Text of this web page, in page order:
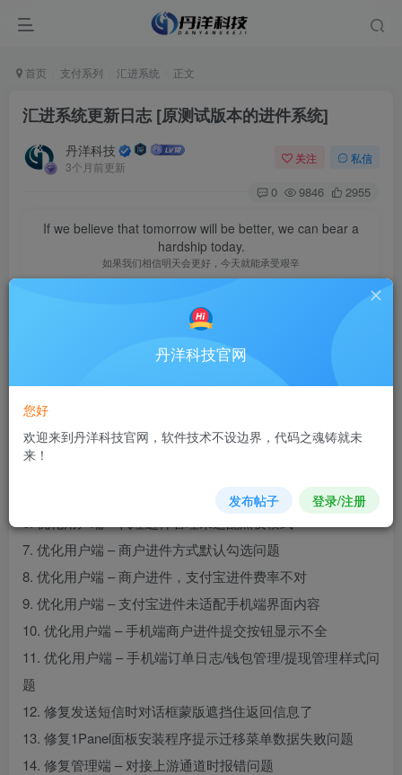
首页 支付系列 汇进系统 正文
汇进系统更新日志 [原测试版本的进件系统]
丹洋科技
3个月前更新
关注 私信
0 9846 2955
If we believe that tomorrow will be better, we can bear a
hardship today.
如果我们相信明天会更好，今天就能承受艰辛
1. 新增极验V4验证码
2. 新增OEM插件支持自助提交域名绑定
3. 新增用户端 – 通道管理界面批量删除通道功能
5. 优化用户端 – 仪表盘未适配黑夜模式
7. 优化用户端 – 商户进件方式默认勾选问题
8. 优化用户端 – 商户进件，支付宝进件费率不对
9. 优化用户端 – 支付宝进件未适配手机端界面内容
10. 优化用户端 – 手机端商户进件提交按钮显示不全
11. 优化用户端 – 手机端订单日志/钱包管理/提现管理样式问
题
12. 修复发送短信时对话框蒙版遮挡住返回信息了
13. 修复1Panel面板安装程序提示迁移菜单数据失败问题
14. 修复管理端 – 对接上游通道时报错问题
丹洋科技官网
您好
欢迎来到丹洋科技官网，软件技术不设边界，代码之魂铸就未
来！
发布帖子 登录/注册